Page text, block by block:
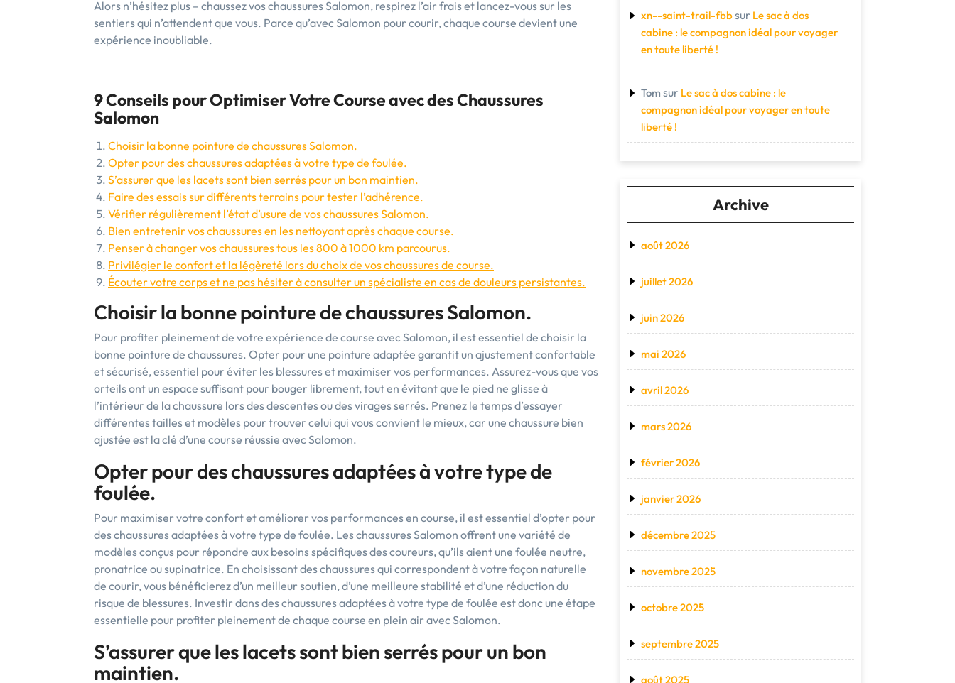
Alors n’hésitez plus – chaussez vos chaussures Salomon, respirez l’air frais et lancez-vous sur les
sentiers qui n’attendent que vous. Parce qu’avec Salomon pour courir, chaque course devient une
expérience inoubliable.
9 Conseils pour Optimiser Votre Course avec des Chaussures
Salomon
Choisir la bonne pointure de chaussures Salomon.
Opter pour des chaussures adaptées à votre type de foulée.
S’assurer que les lacets sont bien serrés pour un bon maintien.
Faire des essais sur différents terrains pour tester l’adhérence.
Vérifier régulièrement l’état d’usure de vos chaussures Salomon.
Bien entretenir vos chaussures en les nettoyant après chaque course.
Penser à changer vos chaussures tous les 800 à 1000 km parcourus.
Privilégier le confort et la légèreté lors du choix de vos chaussures de course.
Écouter votre corps et ne pas hésiter à consulter un spécialiste en cas de douleurs persistantes.
Choisir la bonne pointure de chaussures Salomon.
Pour profiter pleinement de votre expérience de course avec Salomon, il est essentiel de choisir la
bonne pointure de chaussures. Opter pour une pointure adaptée garantit un ajustement confortable
et sécurisé, essentiel pour éviter les blessures et maximiser vos performances. Assurez-vous que vos
orteils ont un espace suffisant pour bouger librement, tout en évitant que le pied ne glisse à
l’intérieur de la chaussure lors des descentes ou des virages serrés. Prenez le temps d’essayer
différentes tailles et modèles pour trouver celui qui vous convient le mieux, car une chaussure bien
ajustée est la clé d’une course réussie avec Salomon.
Opter pour des chaussures adaptées à votre type de
foulée.
Pour maximiser votre confort et améliorer vos performances en course, il est essentiel d’opter pour
des chaussures adaptées à votre type de foulée. Les chaussures Salomon offrent une variété de
modèles conçus pour répondre aux besoins spécifiques des coureurs, qu’ils aient une foulée neutre,
pronatrice ou supinatrice. En choisissant des chaussures qui correspondent à votre façon naturelle
de courir, vous bénéficierez d’un meilleur soutien, d’une meilleure stabilité et d’une réduction du
risque de blessures. Investir dans des chaussures adaptées à votre type de foulée est donc une étape
essentielle pour profiter pleinement de chaque course en plein air avec Salomon.
S’assurer que les lacets sont bien serrés pour un bon
maintien.
xn--saint-trail-fbbsur Le sac à dos
cabine : le compagnon idéal pour voyager
en toute liberté !
Tom sur Le sac à dos cabine : le
compagnon idéal pour voyager en toute
liberté !
Archive
août 2026
juillet 2026
juin 2026
mai 2026
avril 2026
mars 2026
février 2026
janvier 2026
décembre 2025
novembre 2025
octobre 2025
septembre 2025
août 2025